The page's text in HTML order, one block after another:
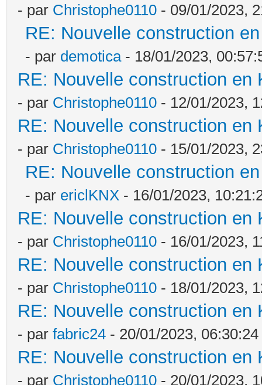
- par Christophe0110 - 09/01/2023,
RE: Nouvelle construction
- par demotica- 18/01/2023,
RE: Nouvelle construction
- par Christophe0110 - 12/01/2023,
RE: Nouvelle construction
- par Christophe0110 - 15/01/2023,
RE: Nouvelle construction
- par ericlKNX - 16/01/2023,
RE: Nouvelle construction
- par Christophe0110 - 16/01/2023,
RE: Nouvelle construction
- par Christophe0110 - 18/01/2023,
RE: Nouvelle construction
- par fabric24 - 20/01/2023, 06:30:24
RE: Nouvelle construction
- par Christophe0110 - 20/01/2023,